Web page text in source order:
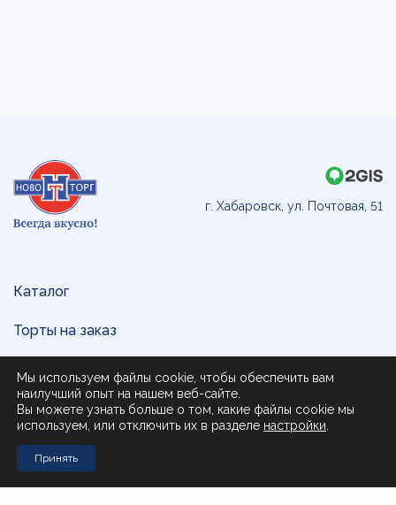
г. Хабаровск, ул. Почтовая, 51
Каталог
Торты на заказ
Доставка и оплата
О нас
Поставщикам
Контакты
Мы используем файлы cookie, чтобы обеспечить вам
наилучший опыт на нашем веб-сайте.
Вы можете узнать больше о том, какие файлы cookie мы
используем, или отключить их в разделе настройки
Принять